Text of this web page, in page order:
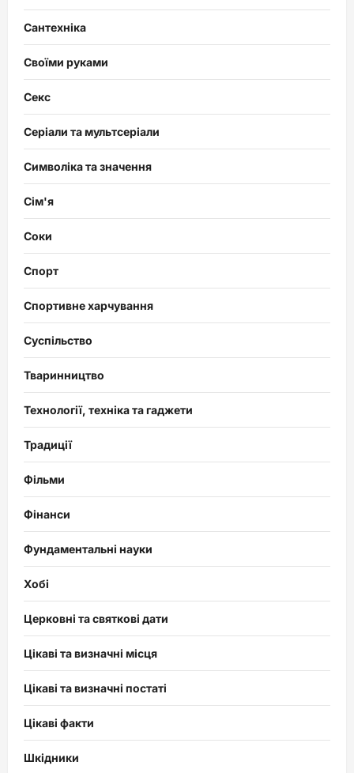
Сантехніка
Своїми руками
Секс
Серіали та мультсеріали
Символіка та значення
Сім'я
Соки
Спорт
Спортивне харчування
Суспільство
Тваринництво
Технології, техніка та гаджети
Традиції
Фільми
Фінанси
Фундаментальні науки
Хобі
Церковні та святкові дати
Цікаві та визначні місця
Цікаві та визначні постаті
Цікаві факти
Шкідники